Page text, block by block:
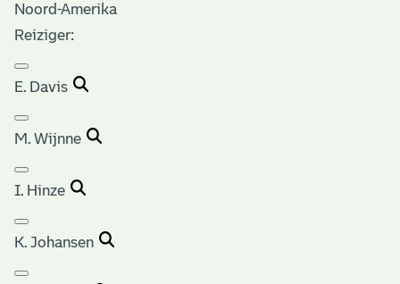
Noord-Amerika
Reiziger:
E. Davis
M. Wijnne
I. Hinze
K. Johansen